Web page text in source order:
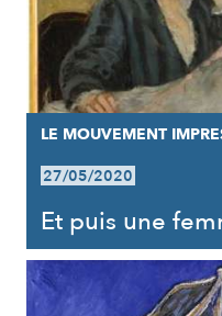
LE MOUVEMENT
27/05/2020
Et puis une